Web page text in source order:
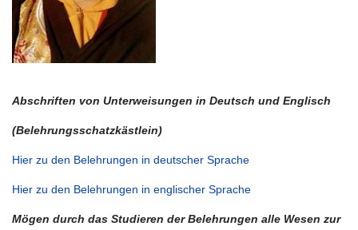
Abschriften von Unterweisungen in Deutsch und Englisch
(Belehrungsschatzkästlein)
Hier zu den Belehrungen in deutscher Sprache
Hier zu den Belehrungen in englischer Sprache
Mögen durch das Studieren der Belehrungen alle Wesen zur